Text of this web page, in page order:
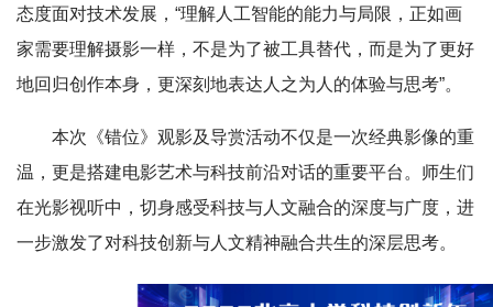
态度面对技术发展，“理解人工智能的能力与局限，正如画
家需要理解摄影一样，不是为了被工具替代，而是为了更好
地回归创作本身，更深刻地表达人之为人的体验与思考”。
本次《错位》观影及导赏活动不仅是一次经典影像的重
温，更是搭建电影艺术与科技前沿对话的重要平台。师生们
在光影视听中，切身感受科技与人文融合的深度与广度，进
一步激发了对科技创新与人文精神融合共生的深层思考。